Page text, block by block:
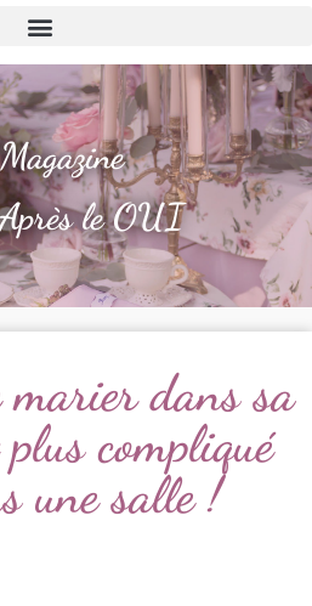
le OUI
dans sa
plus compliqué
une salle !